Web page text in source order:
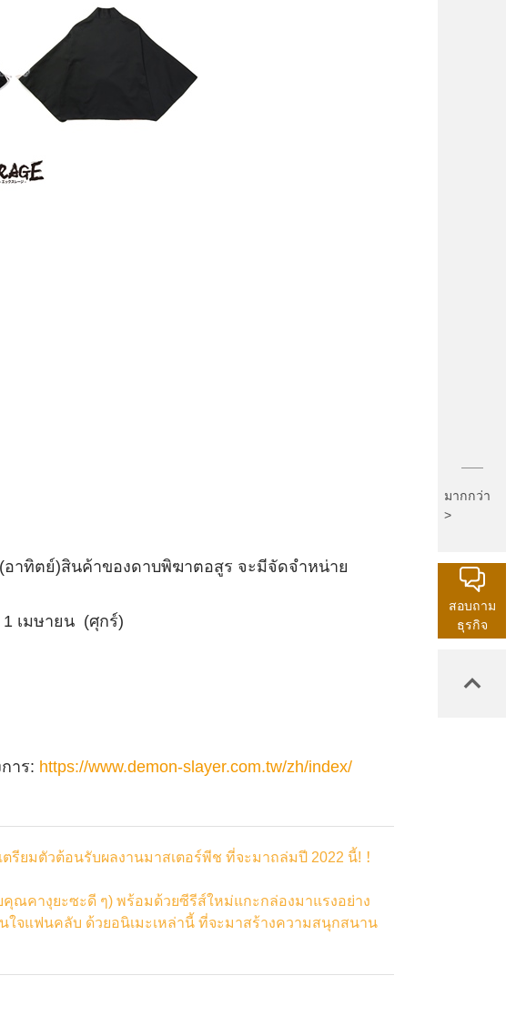
(อาทิตย์)สินค้าของดาบพิฆาตอสูร จะมีจัดจำหน่าย
1 เมษายน (ศุกร์)
าร: https://www.demon-slayer.com.tw/zh/index/
รียมตัวต้อนรับผลงานมาสเตอร์พีช ที่จะมาถล่มปี 2022 นี้!！
ณคางุยะซะดี ๆ) พร้อมด้วยซีรีส์ใหม่แกะกล่องมาแรงอย่าง
ใจแฟนคลับ ด้วยอนิเมะเหล่านี้ ที่จะมาสร้างความสนุกสนาน
มากกว่า
>
สอบถาม
ธุรกิจ